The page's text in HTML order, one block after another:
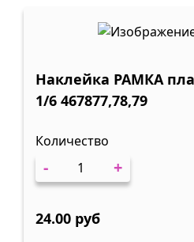
Наклейка РАМКА
1/6 467877,78,79
Количество
- +
24.00 руб